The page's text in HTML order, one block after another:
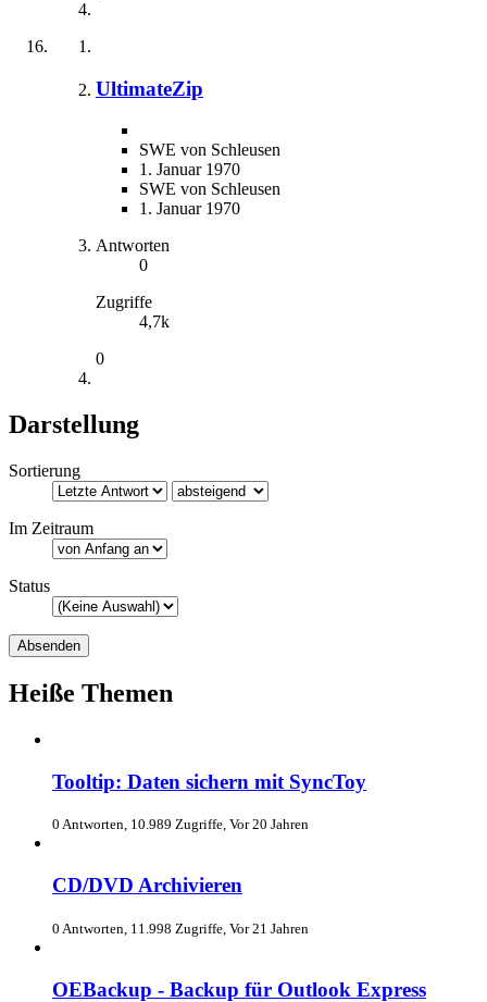
UltimateZip
SWE von Schleusen
1. Januar 1970
SWE von Schleusen
1. Januar 1970
Antworten
0
Zugriffe
4,7k
0
Darstellung
Sortierung
Im Zeitraum
Status
Heiße Themen
Tooltip: Daten sichern mit SyncToy
0 Antworten, 10.989 Zugriffe, Vor 20 Jahren
CD/DVD Archivieren
0 Antworten, 11.998 Zugriffe, Vor 21 Jahren
OEBackup - Backup für Outlook Express